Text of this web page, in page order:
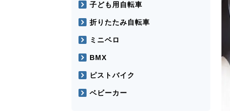
子ども用自転車
折りたたみ自転車
ミニベロ
BMX
ピストバイク
ベビーカー